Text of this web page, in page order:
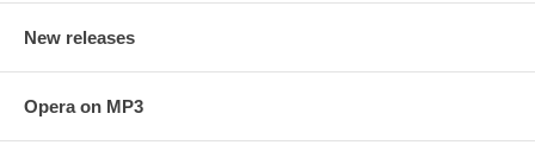
New releases
Opera on MP3